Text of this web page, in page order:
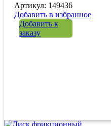
Артикул: 149436
Добавить в избранное
Добавить к
заказу